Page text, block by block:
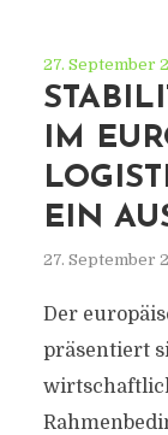
27. September
IM
EIN
27. September
Der
präsentiert